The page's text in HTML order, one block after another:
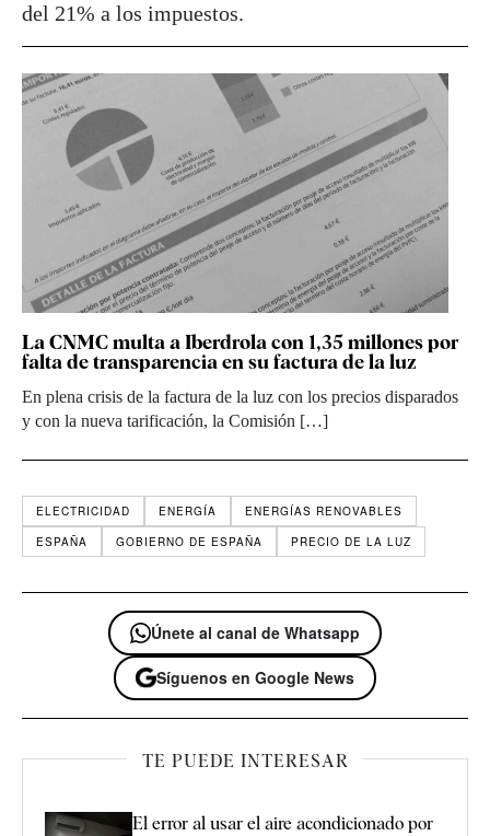
del 21% a los impuestos.
La CNMC multa a Iberdrola con 1,35 millones por
falta de transparencia en su factura de la luz
En plena crisis de la factura de la luz con los precios disparados
y con la nueva tarificación, la Comisión […]
ELECTRICIDAD ENERGÍA
ENERGÍAS RENOVABLES
ESPAÑA
GOBIERNO DE ESPAÑA PRECIO DE LA LUZ
Únete al canal de Whatsapp
Síguenos en Google News
TE PUEDE INTERESAR
El error al usar el aire acondicionado por